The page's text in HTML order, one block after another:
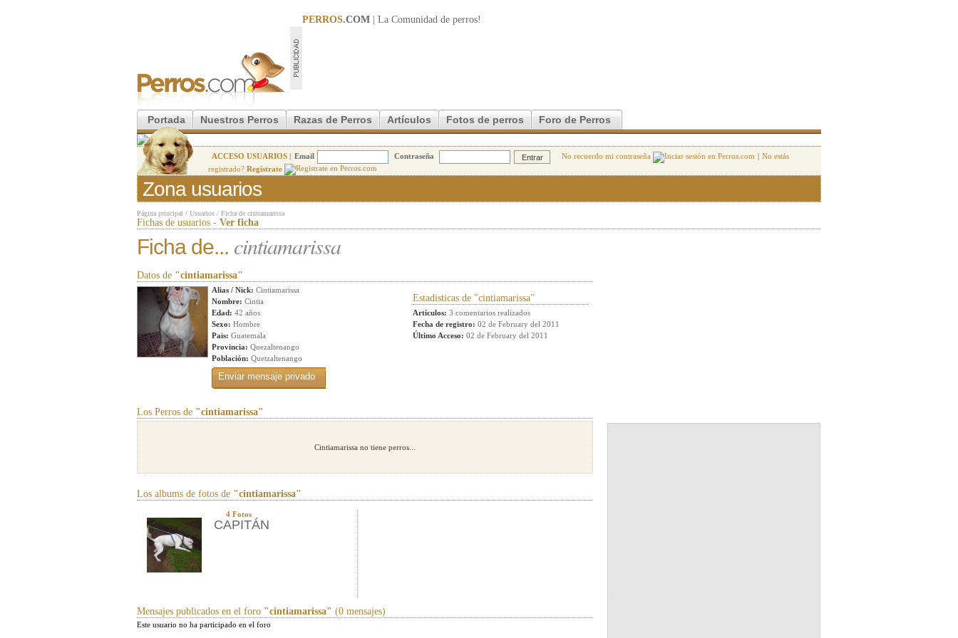
PERROS.COM | La Comunidad de perros!
Portada Nuestros Perros Razas de Perros Artículos Fotos de perros Foro de Perros
ACCESO USUARIOS | Email Contraseña No recuerdo mi contraseña | No estás
registrado? Regístrate
Zona usuarios
Página principal / Usuarios / Ficha de cintiamarissa
Fichas de usuarios - Ver ficha
Ficha de... cintiamarissa
Datos de "cintiamarissa"
Alias / Nick: Cintiamarissa
Nombre: Cintia
Edad: 42 años
Sexo: Hombre
Pais: Guatemala
Provincia: Quezaltenango
Población: Quetzaltenango
Estadisticas de "cintiamarissa"
Artículos: 3 comentarios realizados
Fecha de registro: 02 de February del 2011
Último Acceso: 02 de February del 2011
Los Perros de "cintiamarissa"
Cintiamarissa no tiene perros...
Los albums de fotos de "cintiamarissa"
4 Fotos
CAPITÁN
Mensajes publicados en el foro "cintiamarissa" (0 mensajes)
Este usuario no ha participado en el foro